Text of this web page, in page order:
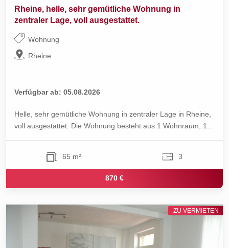
Rheine, helle, sehr gemütliche Wohnung in
zentraler Lage, voll ausgestattet.
Wohnung
Rheine
Verfügbar ab: 05.08.2026
Helle, sehr gemütliche Wohnung in zentraler Lage in Rheine,
voll ausgestattet. Die Wohnung besteht aus 1 Wohnraum, 1...
65 m² 3
870 €
ZU VERMIETEN